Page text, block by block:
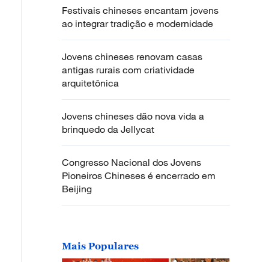
Festivais chineses encantam jovens
ao integrar tradição e modernidade
Jovens chineses renovam casas
antigas rurais com criatividade
arquitetônica
Jovens chineses dão nova vida a
brinquedo da Jellycat
Congresso Nacional dos Jovens
Pioneiros Chineses é encerrado em
Beijing
Mais Populares